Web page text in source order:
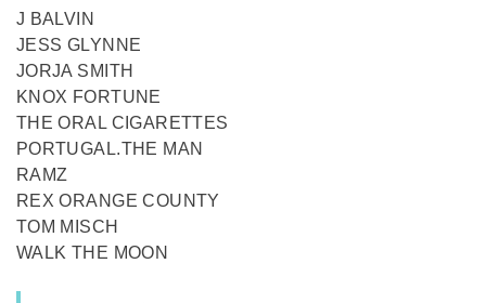
J BALVIN
JESS GLYNNE
JORJA SMITH
KNOX FORTUNE
THE ORAL CIGARETTES
PORTUGAL.THE MAN
RAMZ
REX ORANGE COUNTY
TOM MISCH
WALK THE MOON